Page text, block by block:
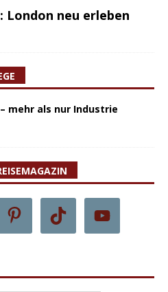
London neu erleben
mehr als nur Industrie